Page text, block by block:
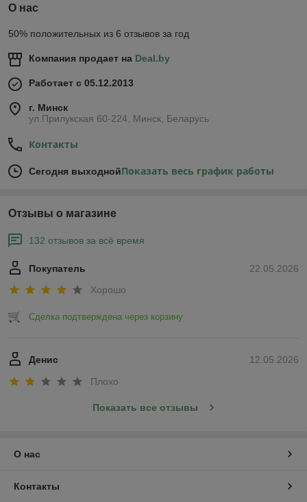
О нас
50% положительных из 6 отзывов за год
Компания продает на Deal.by
Работает с 05.12.2013
г. Минск
ул.Прилукская 60-224, Минск, Беларусь
Контакты
Сегодня выходнойПоказать весь график работы
Отзывы о магазине
132 отзывов за всё время
22.05.2026
Покупатель
Хорошо
Сделка подтверждена через корзину
12.05.2026
Денис
Плохо
Показать все отзывы
О нас
Контакты